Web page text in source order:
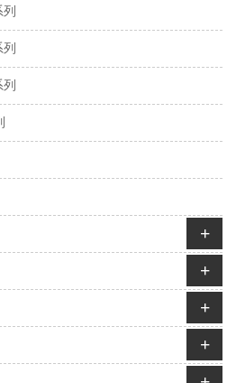
+
+
+
+